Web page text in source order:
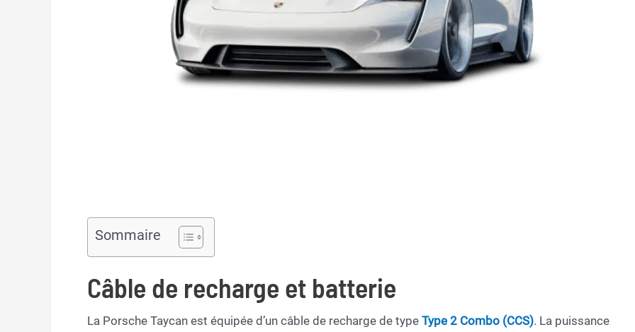
Sommaire
Câble de recharge et batterie
La Porsche Taycan est équipée d’un câble de recharge de type Type 2 Combo (CCS). La puissance